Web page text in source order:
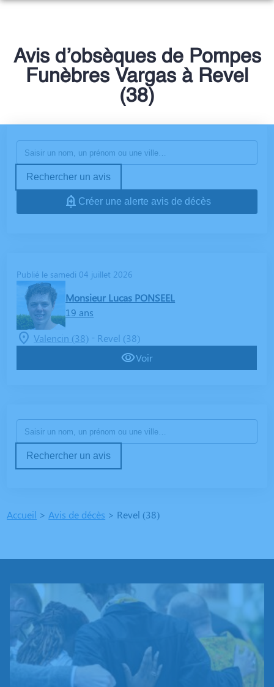
ORGANISER DES OBSÈQUES
PRÉVOIR SES OBSÈQUES
SERVICES AUX FAMILLES
NOTRE AGENCE
NOTRE CHAMBRE FUNERAIRE
URNES PERSONALISEES
Avis d’obsèques de Pompes
Funèbres Vargas à Revel
(38)
Rechercher un avis
Créer une alerte avis de décès
Publié le samedi 04 juillet 2026
Monsieur Lucas PONSEEL
19 ans
Valencin (38) - Revel (38)
Voir
Rechercher un avis
Accueil > Avis de décès > Revel (38)